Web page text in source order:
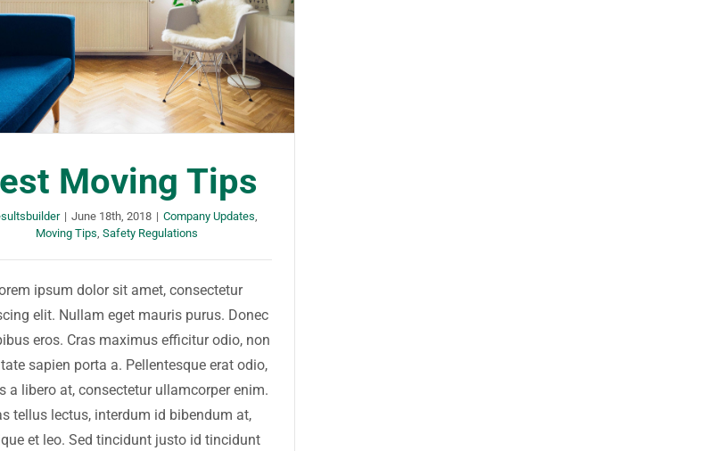
Moving Tips
| June 18th, 2018 | Company Updates,
Moving Tips, Safety Regulations
ipsum dolor sit amet, consectetur
elit. Nullam eget mauris purus. Donec
eros. Cras maximus efficitur odio, non
sapien porta a. Pellentesque erat odio,
a libero at, consectetur ullamcorper enim.
tellus lectus, interdum id bibendum at,
et leo. Sed tincidunt justo id tincidunt